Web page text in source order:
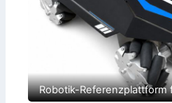
Robotik-Referenzplattform